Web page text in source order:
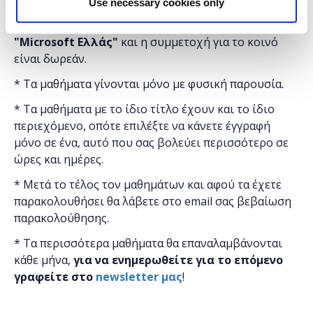
Η εκδήλωση γίνεταιμε την υποστήριξη της
"Microsoft Ελλάς" και η συμμετοχή για το κοινό
είναι δωρεάν.
* Τα μαθήματα γίνονται μόνο με φυσική παρουσία.
* Τα μαθήματα με το ίδιο τίτλο έχουν και το ίδιο
περιεχόμενο, οπότε επιλέξτε να κάνετε έγγραφή
μόνο σε ένα, αυτό που σας βολεύει περισσότερο σε
ώρες και ημέρες.
* Μετά το τέλος τον μαθημάτων και αφού τα έχετε
παρακολουθήσει θα λάβετε στο email σας βεβαίωση
παρακολούθησης.
* Τα περισσότερα μαθήματα θα επαναλαμβάνονται
κάθε μήνα, για να ενημερωθείτε για το επόμενο
γραφείτε στο newsletter μας!